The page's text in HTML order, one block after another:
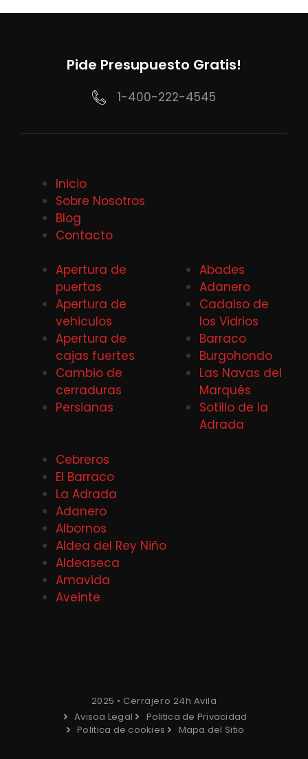
Pide Presupuesto Gratis!
1-400-222-4545
Inicio
Sobre Nosotros
Blog
Contacto
Apertura de
puertas
Apertura de
vehiculos
Apertura de
cajas fuertes
Cambio de
cerraduras
Persianas
Abades
Adanero
Cadalso de
los Vidrios
Barraco
Burgohondo
Las Navas del
Marqués
Sotillo de la
Adrada
Cebreros
El Barraco
La Adrada
Adanero
Albornos
Aldea del Rey Niño
Aldeaseca
Amavida
Aveinte
2025 • Cerrajero 24h Avila
Avisoa Legal
Politica de Privacidad
Politica de cookies
Mapa del Sitio